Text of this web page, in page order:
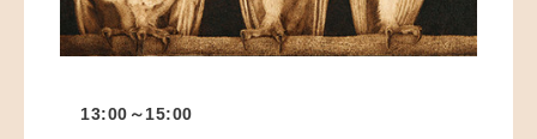
13:00～15:00